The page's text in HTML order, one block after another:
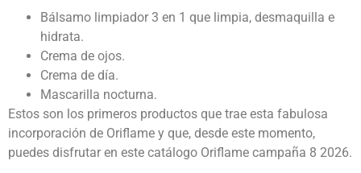
Bálsamo limpiador 3 en 1 que limpia, desmaquilla e
hidrata.
Crema de ojos.
Crema de día.
Mascarilla nocturna.
Estos son los primeros productos que trae esta fabulosa
incorporación de Oriflame y que, desde este momento,
puedes disfrutar en este catálogo Oriflame campaña 8 2026.